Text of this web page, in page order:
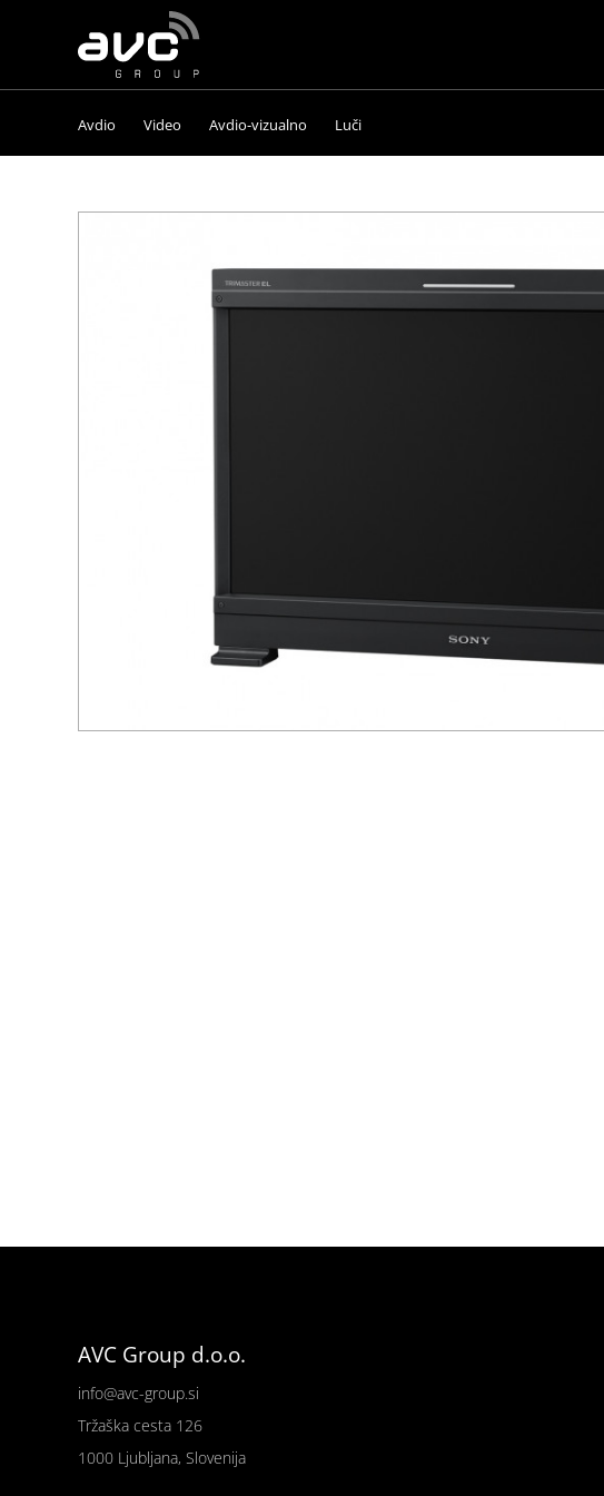
AVC
Group
Avdio Video Avdio-vizualno Luči
AVC Group d.o.o.
info@avc-group.si
Tržaška cesta 126
1000 Ljubljana, Slovenija